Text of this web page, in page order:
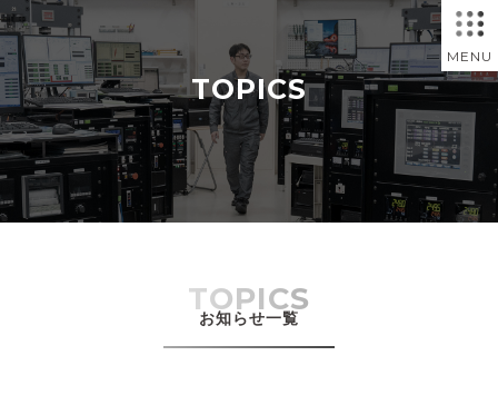
MENU
TOPICS
TOPICS
お知らせ一覧